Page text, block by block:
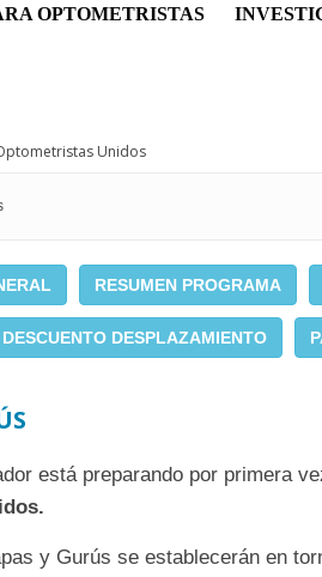
OPTOMETRISTAS
Unidos
RESUMEN PROGRAMA
DESCUENTO DESPLAZAMIENTO
está preparando por primera
y Gurús se establecerán en